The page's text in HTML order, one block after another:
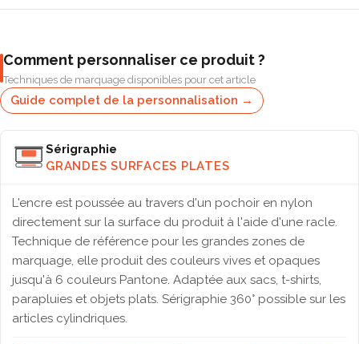
Comment personnaliser ce produit ?
Techniques de marquage disponibles pour cet article
Guide complet de la personnalisation →
Sérigraphie
GRANDES SURFACES PLATES
L'encre est poussée au travers d'un pochoir en nylon
directement sur la surface du produit à l'aide d'une racle.
Technique de référence pour les grandes zones de
marquage, elle produit des couleurs vives et opaques
jusqu'à 6 couleurs Pantone. Adaptée aux sacs, t-shirts,
parapluies et objets plats. Sérigraphie 360° possible sur les
articles cylindriques.